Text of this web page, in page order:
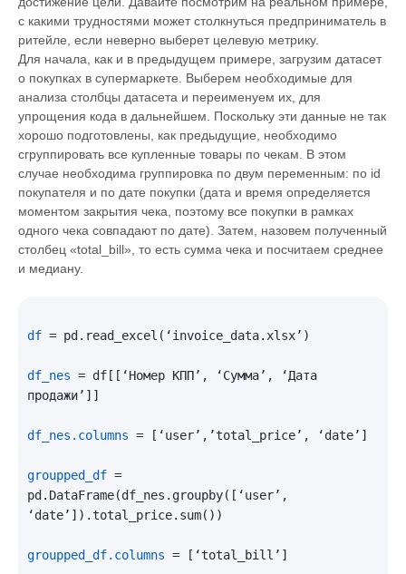
с какими трудностями может столкнуться предприниматель в
ритейле, если неверно выберет целевую метрику.
Для начала, как и в предыдущем примере, загрузим датасет
о покупках в супермаркете. Выберем необходимые для
анализа столбцы датасета и переименуем их, для
упрощения кода в дальнейшем. Поскольку эти данные не так
хорошо подготовлены, как предыдущие, необходимо
сгруппировать все купленные товары по чекам. В этом
случае необходима группировка по двум переменным: по id
покупателя и по дате покупки (дата и время определяется
моментом закрытия чека, поэтому все покупки в рамках
одного чека совпадают по дате). Затем, назовем полученный
столбец «total_bill», то есть сумма чека и посчитаем среднее
и медиану.
df = pd.read_excel(‘invoice_data.xlsx’)
df_nes = df[[‘Номер КПП’, ‘Сумма’, ‘Дата
продажи’]]
df_nes.columns = [‘user’,’total_price’, ‘date’]
groupped_df =
pd.DataFrame(df_nes.groupby([‘user’,
‘date’]).total_price.sum())
groupped_df.columns = [‘total_bill’]